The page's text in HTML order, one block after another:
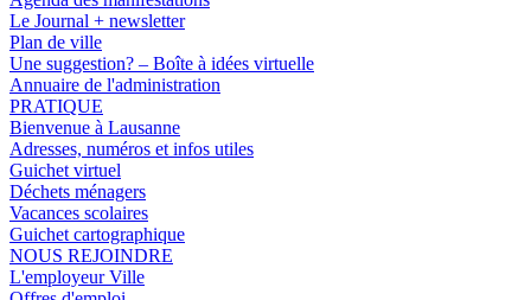
Le Journal + newsletter
Plan de ville
Une suggestion? – Boîte à idées virtuelle
Annuaire de l'administration
PRATIQUE
Bienvenue à Lausanne
Adresses, numéros et infos utiles
Guichet virtuel
Déchets ménagers
Vacances scolaires
Guichet cartographique
NOUS REJOINDRE
L'employeur Ville